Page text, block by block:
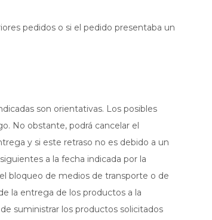
pedidos o si el pedido presentaba un
son orientativas. Los posibles
No obstante, podrá cancelar el
y si este retraso no es debido a un
a la fecha indicada por la
bloqueo de medios de transporte o de
la entrega de los productos a la
suministrar los productos solicitados